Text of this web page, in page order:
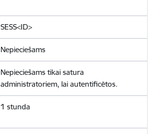
SESS<ID>
Nepieciešams
Nepieciešams tikai satura
administratoriem, lai autentificētos.
1 stunda